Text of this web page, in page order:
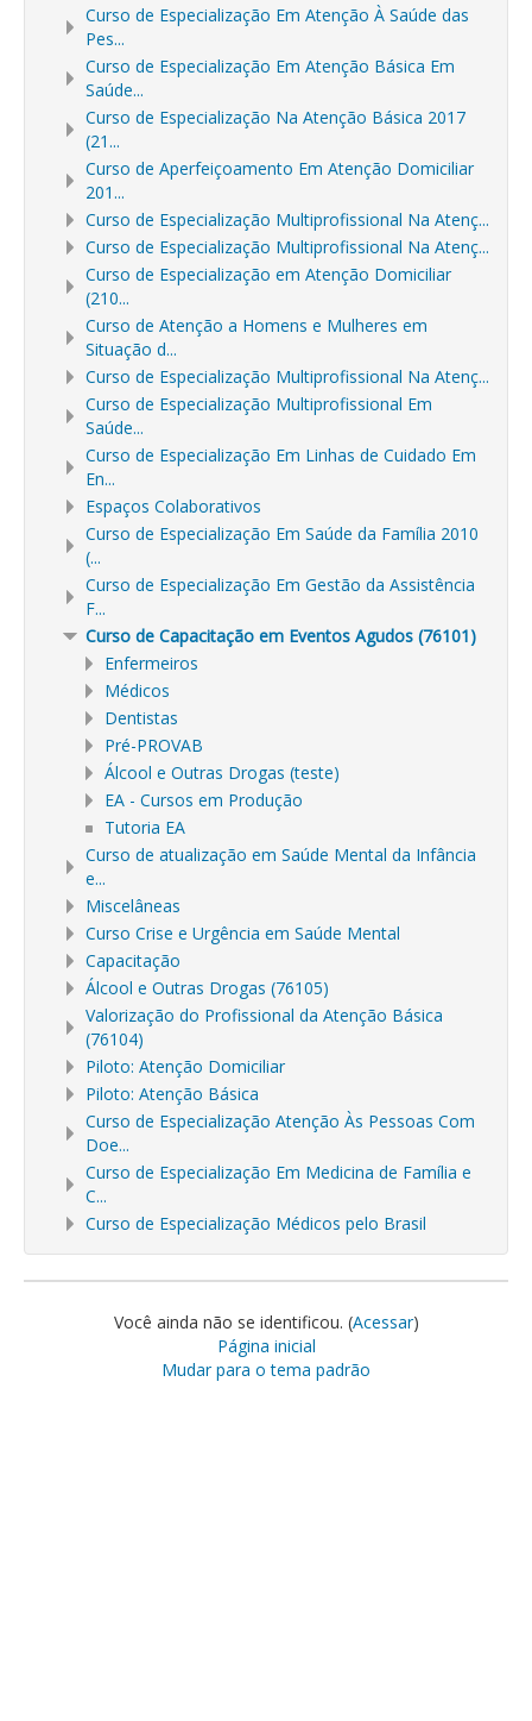
Curso de Especialização Em Atenção À Saúde das
Pes...
Curso de Especialização Em Atenção Básica Em
Saúde...
Curso de Especialização Na Atenção Básica 2017
(21...
Curso de Aperfeiçoamento Em Atenção Domiciliar
201...
Curso de Especialização Multiprofissional Na Atenç...
Curso de Especialização Multiprofissional Na Atenç...
Curso de Especialização em Atenção Domiciliar
(210...
Curso de Atenção a Homens e Mulheres em
Situação d...
Curso de Especialização Multiprofissional Na Atenç...
Curso de Especialização Multiprofissional Em
Saúde...
Curso de Especialização Em Linhas de Cuidado Em
En...
Espaços Colaborativos
Curso de Especialização Em Saúde da Família 2010
(...
Curso de Especialização Em Gestão da Assistência
F...
Curso de Capacitação em Eventos Agudos (76101)
Enfermeiros
Médicos
Dentistas
Pré-PROVAB
Álcool e Outras Drogas (teste)
EA - Cursos em Produção
Tutoria EA
Curso de atualização em Saúde Mental da Infância
e...
Miscelâneas
Curso Crise e Urgência em Saúde Mental
Capacitação
Álcool e Outras Drogas (76105)
Valorização do Profissional da Atenção Básica
(76104)
Piloto: Atenção Domiciliar
Piloto: Atenção Básica
Curso de Especialização Atenção Às Pessoas Com
Doe...
Curso de Especialização Em Medicina de Família e
C...
Curso de Especialização Médicos pelo Brasil
Você ainda não se identificou. (Acessar)
Página inicial
Mudar para o tema padrão